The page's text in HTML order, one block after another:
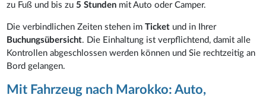
zu Fuß und bis zu5 Stunden mit Auto oder Camper.
Die verbindlichen Zeiten stehen imTicket und in Ihrer
Buchungsübersicht. Die Einhaltung ist verpflichtend, damit alle
Kontrollen abgeschlossen werden können und Sie rechtzeitig an
Bord gelangen.
Mit Fahrzeug nach Marokko: Auto,